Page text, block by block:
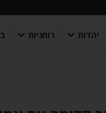
יהדות רוחניות